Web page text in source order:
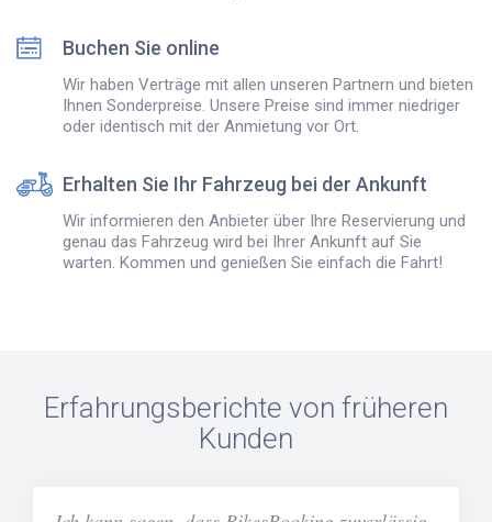
Buchen Sie online
Wir haben Verträge mit allen unseren Partnern und bieten
Ihnen Sonderpreise. Unsere Preise sind immer niedriger
oder identisch mit der Anmietung vor Ort.
Erhalten Sie Ihr Fahrzeug bei der Ankunft
Wir informieren den Anbieter über Ihre Reservierung und
genau das Fahrzeug wird bei Ihrer Ankunft auf Sie
warten. Kommen und genießen Sie einfach die Fahrt!
Erfahrungsberichte von früheren
Kunden